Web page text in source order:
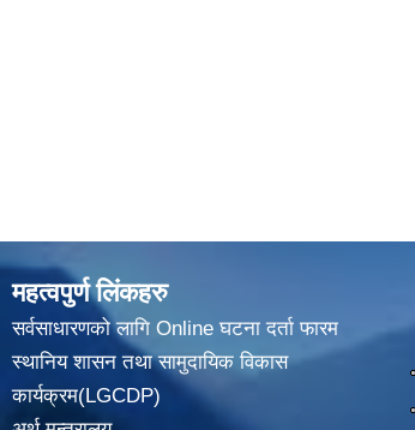
महत्वपुर्ण लिंकहरु
सर्वसाधारणको लागि Online घटना दर्ता फारम
स्थानिय शासन तथा सामुदायिक विकास
कार्यक्रम(LGCDP)